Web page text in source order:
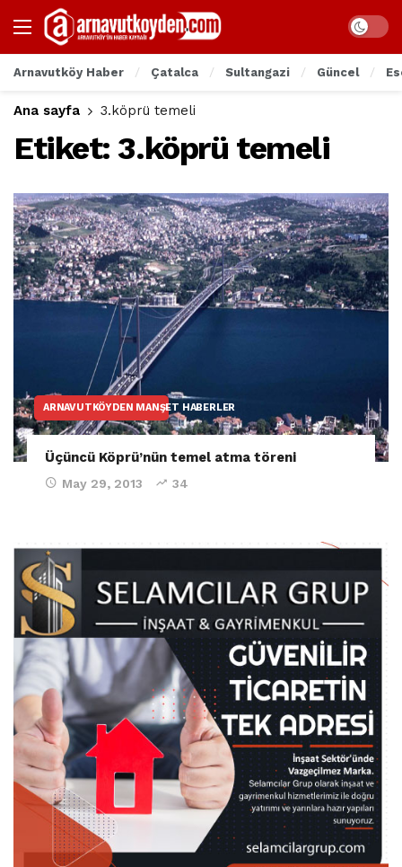
Arnavutköy Haber Çatalca Sultangazi Güncel
Ana sayfa 3.köprü temeli
Etiket:3.köprü temeli
ARNAVUTKÖYDEN MANŞET HABERLER
Üçüncü Köprü’nün temel atma töreni
May 29, 2013 34